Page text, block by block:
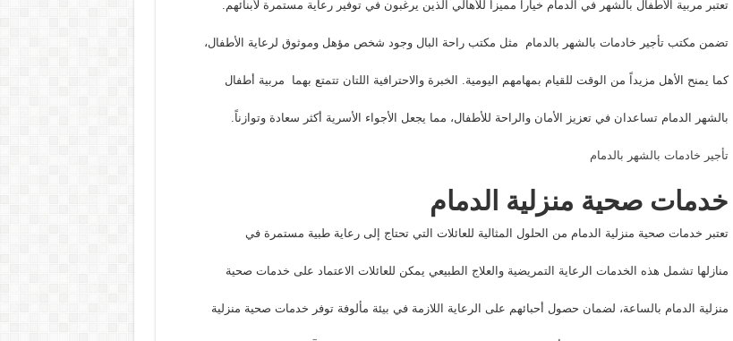
تعتبر مربية الأطفال بالشهر في الدمام خياراً مميزاً للأهالي الذين يرغبون في توفير رعاية مستمرة لأبنائهم.
تضمن مكتب تأجير خادمات بالشهر بالدمام مثل مكتب راحة البال وجود شخص مؤهل وموثوق لرعاية الأطفال،
كما يمنح الأهل مزيداً من الوقت للقيام بمهامهم اليومية. الخبرة والاحترافية اللتان تتمتع بهما مربية أطفال
بالشهر الدمام تساعدان في تعزيز الأمان والراحة للأطفال، مما يجعل الأجواء الأسرية أكثر سعادة وتوازناً.
تأجير خادمات بالشهر بالدمام
خدمات صحية منزلية الدمام
تعتبر خدمات صحية منزلية الدمام من الحلول المثالية للعائلات التي تحتاج إلى رعاية طبية مستمرة في
منازلها تشمل هذه الخدمات الرعاية التمريضية والعلاج الطبيعي يمكن للعائلات الاعتماد على خدمات صحية
منزلية الدمام بالساعة، لضمان حصول أحبائهم على الرعاية اللازمة في بيئة مألوفة توفر خدمات صحية منزلية